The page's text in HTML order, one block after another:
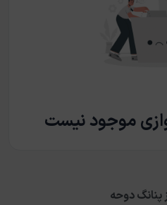
موجود نیست
پنانگ دوحه